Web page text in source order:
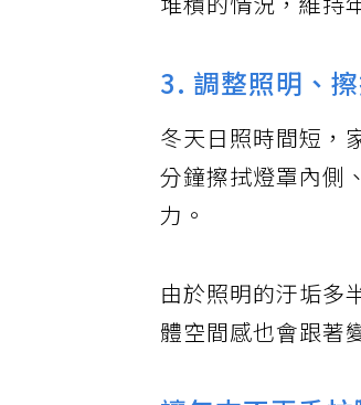
堆積的情況，維持
3. 調整照明、
冬天日照時間短，
分鐘擦拭燈罩內側
力。
由於照明的汙垢多
體空間感也會跟著